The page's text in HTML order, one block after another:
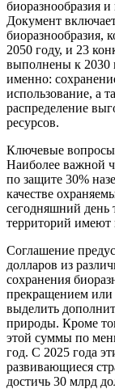
биоразнообразия
Документ
биоразнообразия,
2050 году, и 23
выполнены к 2030
именно:
использование, а
распределение
ресурсов.
Ключевые вопросы
Наиболее важной
по защите 30%
качестве
сегодняшний день
территорий имеют
Соглашение
долларов из
сохранения
прекращением
выделить
природы. Кроме
этой суммы по
год. С 2025 года
развивающиеся
достичь 30 млрд